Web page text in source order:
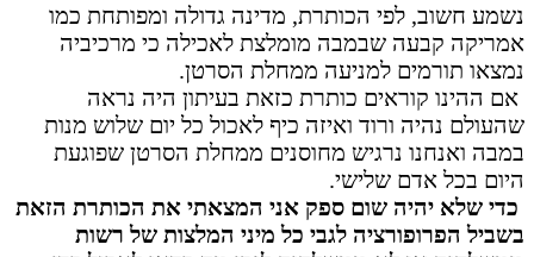
נשמע חשוב, לפי הכותרת, מדינה גדולה ומפותחת כמו
אמריקה קבעה שבמבה מומלצת לאכילה כי מרכיביה
נמצאו תורמים למניעה ממחלת הסרטן.
אם ההינו קוראים כותרת כזאת בעיתון היה נראה
שהעולם נהיה ורוד ואיזה כיף לאכול כל יום שלוש מנות
במבה ואנחנו נרגיש מחוסנים ממחלת הסרטן שפוגעת
היום בכל אדם שלישי.
כדי שלא יהיה שום ספק אני המצאתי את הכותרת הזאת
בשביל הפרופורציה לגבי כל מיני המלצות של רשות